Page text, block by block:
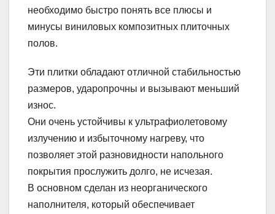
необходимо быстро понять все плюсы и
минусы виниловых композитных плиточных
полов.
Эти плитки обладают отличной стабильностью
размеров, ударопрочны и вызывают меньший
износ.
Они очень устойчивы к ультрафиолетовому
излучению и избыточному нагреву, что
позволяет этой разновидности напольного
покрытия прослужить долго, не исчезая.
В основном сделан из неорганического
наполнителя, который обеспечивает